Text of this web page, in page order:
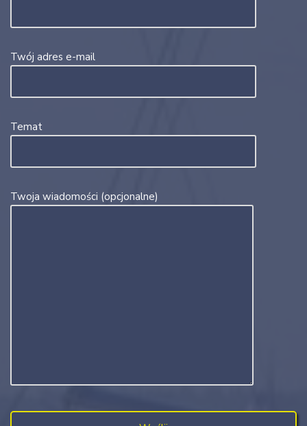
Twój adres e-mail
Temat
Twoja wiadomości (opcjonalne)